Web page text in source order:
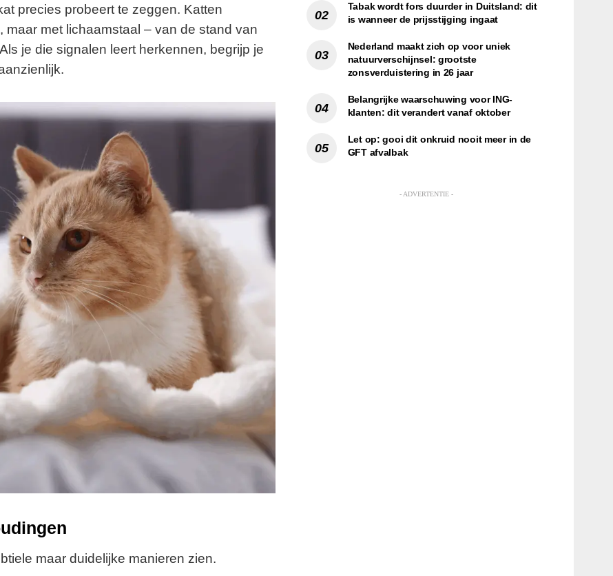
precies probeert te zeggen. Katten
met lichaamstaal – van de stand van
je die signalen leert herkennen, begrijp je
maar duidelijke manieren zien.
Tabak wordt fors duurder in Duitsland: dit
is wanneer de prijsstijging ingaat
Nederland maakt zich op voor uniek
natuurverschijnsel: grootste
zonsverduistering in 26 jaar
Belangrijke waarschuwing voor ING-
klanten: dit verandert vanaf oktober
Let op: gooi dit onkruid nooit meer in de
GFT afvalbak
- ADVERTENTIE -